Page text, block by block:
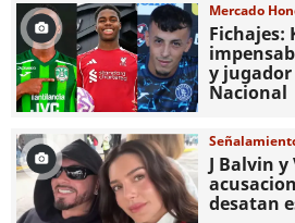
Mercado
Fichajes:
y jugador
Nacional
J Balvin
desatan